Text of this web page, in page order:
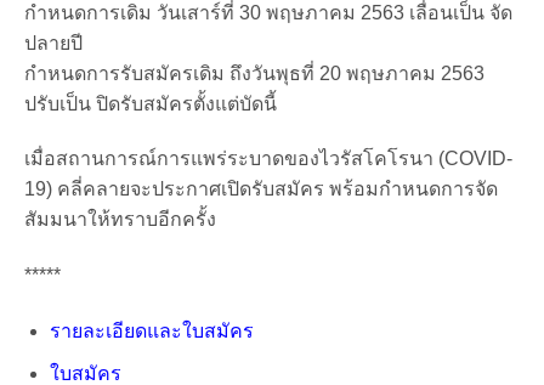
กำหนดการเดิม วันเสาร์ที่ 30 พฤษภาคม 2563 เลื่อนเป็น จัด
ปลายปี
กำหนดการรับสมัครเดิม ถึงวันพุธที่ 20 พฤษภาคม 2563
ปรับเป็น ปิดรับสมัครตั้งแต่บัดนี้
เมื่อสถานการณ์การแพร่ระบาดของไวรัสโคโรนา (COVID-
19) คลี่คลายจะประกาศเปิดรับสมัคร พร้อมกำหนดการจัด
สัมมนาให้ทราบอีกครั้ง
*****
รายละเอียดและใบสมัคร
ใบสมัคร